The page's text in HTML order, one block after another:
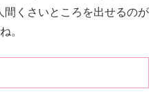
間くさいところを出せるのが
。